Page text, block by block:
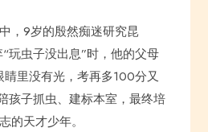
，9岁的殷然痴迷研究昆
玩虫子没出息”时，他的父母
睛里没有光，考再多100分又
孩子抓虫、建标本室，最终培
的天才少年。